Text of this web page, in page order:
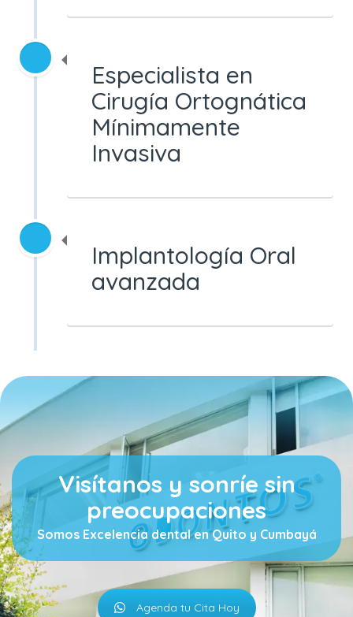
Especialista en
Cirugía Ortognática
Mínimamente
Invasiva
Implantología Oral
avanzada
Visítanos y sonríe sin
preocupaciones
Somos Excelencia dental en Quito y Cumbayá
Agenda tu Cita Hoy